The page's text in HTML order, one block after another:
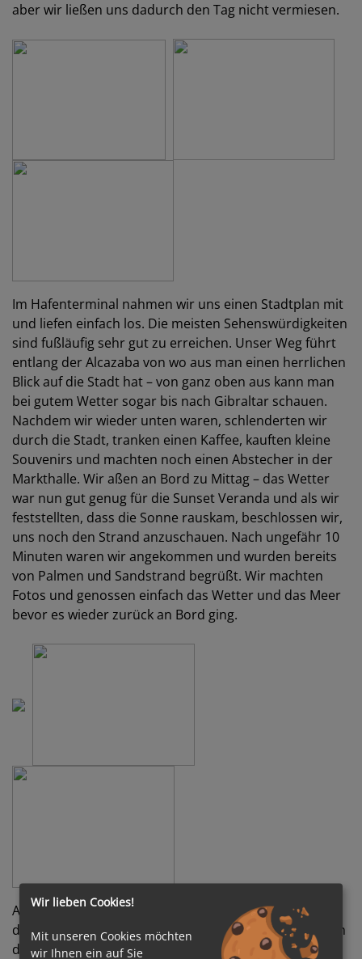
aber wir ließen uns dadurch den Tag nicht vermiesen.
Im Hafenterminal nahmen wir uns einen Stadtplan mit
und liefen einfach los. Die meisten Sehenswürdigkeiten
sind fußläufig sehr gut zu erreichen. Unser Weg führt
entlang der Alcazaba von wo aus man einen herrlichen
Blick auf die Stadt hat – von ganz oben aus kann man
bei gutem Wetter sogar bis nach Gibraltar schauen.
Nachdem wir wieder unten waren, schlenderten wir
durch die Stadt, tranken einen Kaffee, kauften kleine
Souvenirs und machten noch einen Abstecher in der
Markthalle. Wir aßen an Bord zu Mittag – das Wetter
war nun gut genug für die Sunset Veranda und als wir
feststellten, dass die Sonne rauskam, beschlossen wir,
uns noch den Strand anzuschauen. Nach ungefähr 10
Minuten waren wir angekommen und wurden bereits
von Palmen und Sandstrand begrüßt. Wir machten
Fotos und genossen einfach das Wetter und das Meer
bevor es wieder zurück an Bord ging.
An diesem Abend stand die White Night Party an und
die Vorbereitungen liefen schon auf Hochtouren, denn
das Buffet wurde diesen Abend auf dem Pooldeck
Wir lieben Cookies!
Mit unseren Cookies möchten
wir Ihnen ein auf Sie